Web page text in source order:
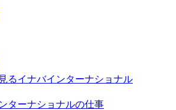
るイナバインターナショナル
ターナショナルの仕事